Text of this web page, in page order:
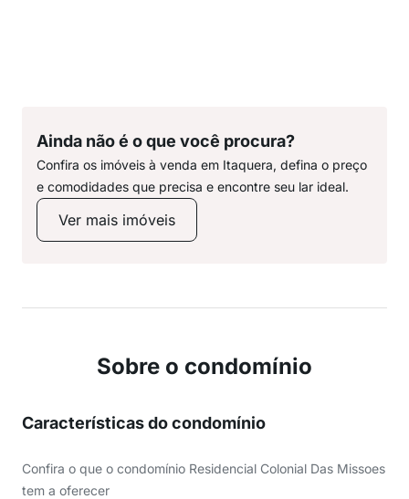
Ainda não é o que você procura?
Confira os imóveis à venda em Itaquera, defina o preço
e comodidades que precisa e encontre seu lar ideal.
Ver mais imóveis
Sobre o condomínio
Características do condomínio
Confira o que o condomínio Residencial Colonial Das Missoes
tem a oferecer